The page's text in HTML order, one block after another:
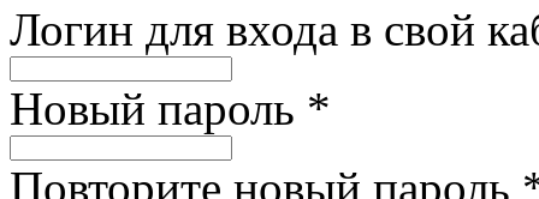
Логин для входа в свой
Новый пароль *
Повторите новый пароль